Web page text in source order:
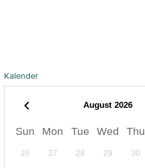
Kalender
August 2026
Sun Mon Tue Wed Thu
26 27 28 29 30